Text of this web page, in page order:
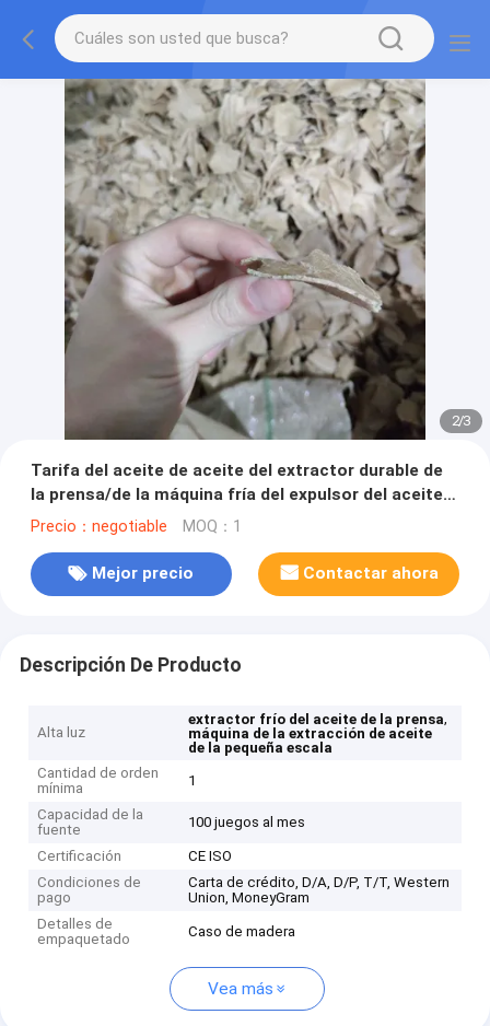
2/3
Tarifa del aceite de aceite del extractor durable de
la prensa/de la máquina fría del expulsor del aceite
de la prensa alta
Precio：negotiable MOQ：1
Mejor precio Contactar ahora
Descripción De Producto
Alta luz
extractor frío del aceite de la prensa,
máquina de la extracción de aceite
de la pequeña escala
Cantidad de orden
mínima
1
Capacidad de la
fuente
100 juegos al mes
Certificación
CE ISO
Condiciones de
pago
Carta de crédito, D/A, D/P, T/T, Western
Union, MoneyGram
Detalles de
empaquetado
Caso de madera
Vea más